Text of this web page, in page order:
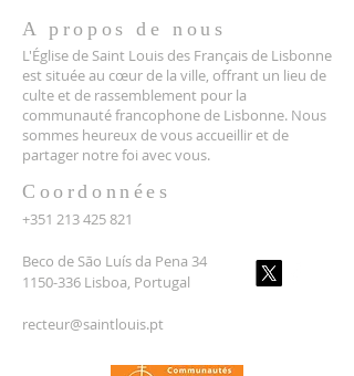
A propos de nous
L'Église de Saint Louis des Français de Lisbonne
est située au cœur de la ville, offrant un lieu de
culte et de rassemblement pour la
communauté francophone de Lisbonne. Nous
sommes heureux de vous accueillir et de
partager notre foi avec vous.
Coordonnées
+351 213 425 821
Beco de São Luís da Pena 34
1150-336 Lisboa, Portugal
recteur@saintlouis.pt